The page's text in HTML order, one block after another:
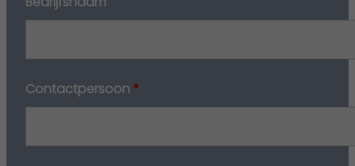
Contactpersoon*